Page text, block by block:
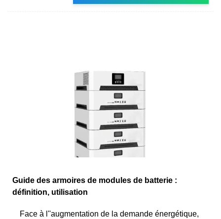
Guide des armoires de modules de batterie :
définition, utilisation
Face à l''augmentation de la demande énergétique,